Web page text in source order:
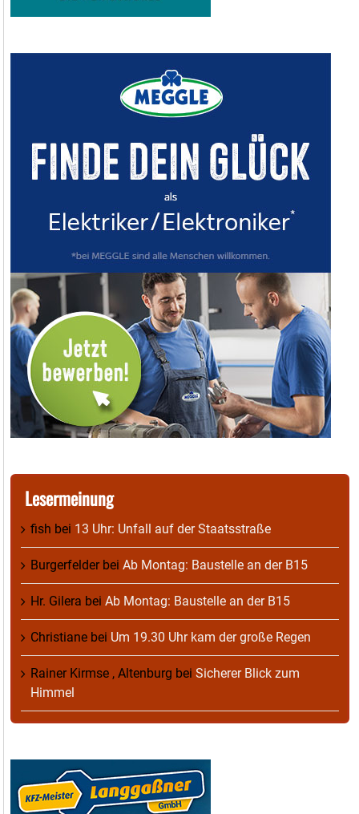
Lesermeinung
fish bei 13 Uhr: Unfall auf der Staatsstraße
Burgerfelderbei Ab Montag: Baustelle an der B15
Hr. Gilera bei Ab Montag: Baustelle an der B15
Christiane bei Um 19.30 Uhr kam der große Regen
Rainer Kirmse , Altenburg bei Sicherer Blick zum
Himmel